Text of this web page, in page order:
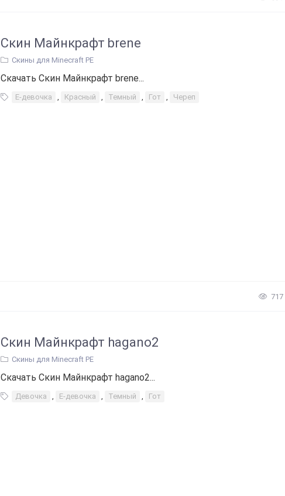
Скин Майнкрафт brene
Скины для Minecraft PE
Скачать Скин Майнкрафт brene...
Е-девочка , Красный , Темный , Гот , Череп
717
Скин Майнкрафт hagano2
Скины для Minecraft PE
Скачать Скин Майнкрафт hagano2...
Девочка , Е-девочка , Темный , Гот